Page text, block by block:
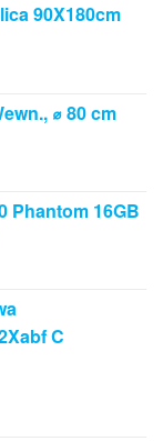
90X180cm
⌀ 80 cm
Phantom 16GB
C